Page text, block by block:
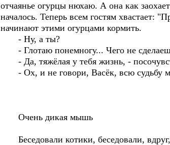
отчаянье огурцы нюхаю. А она как
началось. Теперь всем гостям хвастает:
начинают этими огурцами кормить.
- Ну, а ты?
- Глотаю понемногу... Чего не
- Да, тяжёлая у тебя жизнь, -
- Ох, и не говори, Васёк, всю судьбу
Очень дикая мышь
Беседовали котики, беседовали,